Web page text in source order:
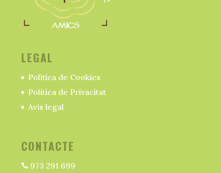
LEGAL
Política de Cookies
Política de Privacitat
Avís legal
CONTACTE
973 291 699